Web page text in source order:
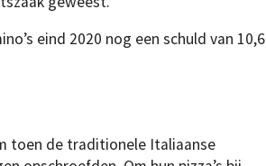
eind 2020 nog een schuld van 10,6
toen de traditionele Italiaanse